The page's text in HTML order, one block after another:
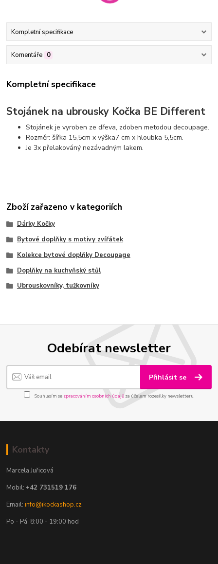
Kompletní specifikace
Komentáře 0
Kompletní specifikace
Stojánek na ubrousky Kočka BE Different
Stojánek je vyroben ze dřeva, zdoben metodou decoupage.
Rozměr: šířka 15,5cm x výška7 cm x hloubka 5,5cm.
Je 3x přelakováný nezávadným lakem.
Zboží zařazeno v kategoriích
Dárky Kočky
Bytové doplňky s motivy zvířátek
Kolekce bytové doplňky Decoupage
Doplňky na kuchyňský stůl
Ubrouskovníky, tužkovníky
Odebírat newsletter
Přihlásit se
Souhlasím se zpracováním osobních údajůza účelem rozesílky newsletteru.
Kontakty
Marcela Juřicová
Mobil: +42 731519 176
Email:info@ikockashop.cz
Po - Pá 8:00 - 19:00 hod